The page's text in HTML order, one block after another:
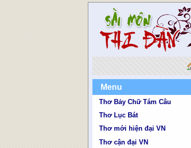
Menu
Thơ Bảy Chữ Tám Câu
Thơ Lục Bát
Thơ mới hiện đại VN
Thơ cận đại VN